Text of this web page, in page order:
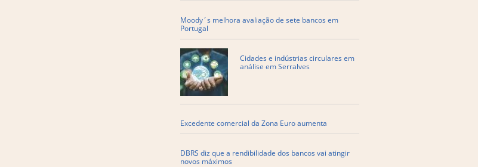
Moody´s melhora avaliação de sete bancos em
Portugal
Cidades e indústrias circulares em
análise em Serralves
Excedente comercial da Zona Euro aumenta
DBRS diz que a rendibilidade dos bancos vai atingir
novos máximos